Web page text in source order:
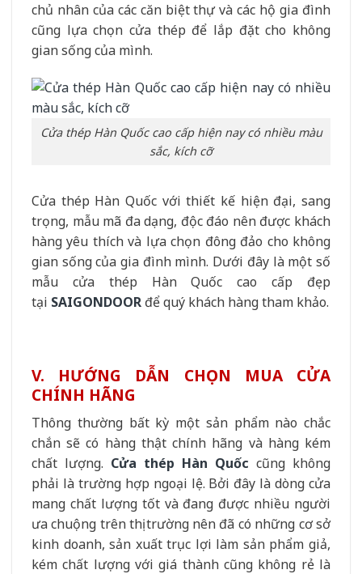
chủ nhân của các căn biệt thự và các hộ gia đình
cũng lựa chọn cửa thép để lắp đặt cho không
gian sống của mình.
Cửa thép Hàn Quốc cao cấp hiện nay có nhiều màu
sắc, kích cỡ
Cửa thép Hàn Quốc với thiết kế hiện đại, sang
trọng, mẫu mã đa dạng, độc đáo nên được khách
hàng yêu thích và lựa chọn đông đảo cho không
gian sống của gia đình mình. Dưới đây là một số
mẫu cửa thép Hàn Quốc cao cấp đẹp
tại SAIGONDOOR để quý khách hàng tham khảo.
V. HƯỚNG DẪN CHỌN MUA CỬA
CHÍNH HÃNG
Thông thường bất kỳ một sản phẩm nào chắc
chắn sẽ có hàng thật chính hãng và hàng kém
chất lượng. Cửa thép Hàn Quốc cũng không
phải là trường hợp ngoại lệ. Bởi đây là dòng cửa
mang chất lượng tốt và đang được nhiều người
ưa chuộng trên thị trường nên đã có những cơ sở
kinh doanh, sản xuất trục lợi làm sản phẩm giả,
kém chất lượng với giá thành cũng không rẻ là